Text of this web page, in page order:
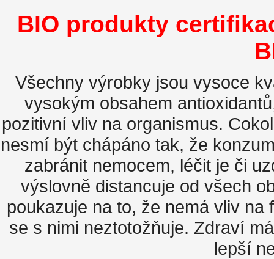
BIO produkty
Všechny výrobky jsou vysoce
vysokým obsahem
pozitivní vliv na organismus.
nesmí být chápáno tak, že
zabránit nemocem, léčit je či
výslovně distancuje od všech
poukazuje na to, že nemá vliv
se s nimi neztotožňuje. Zdraví
lepší